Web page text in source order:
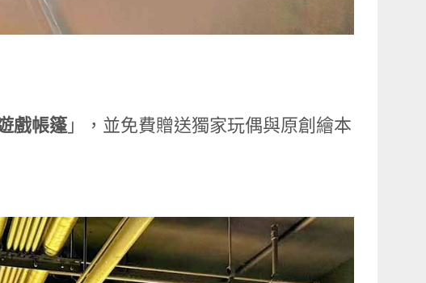
戲帳篷」，並免費贈送獨家玩偶與原創繪本